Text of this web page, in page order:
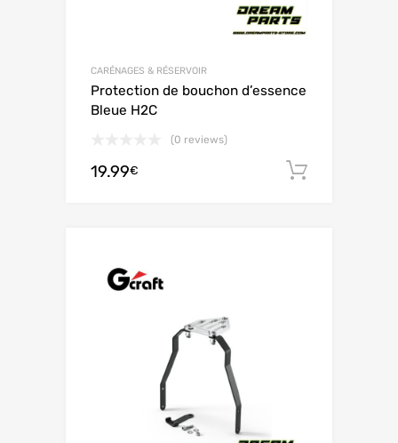
CARÉNAGES & RÉSERVOIR
Protection de bouchon d’essence
Bleue H2C
(0 reviews)
19.99€